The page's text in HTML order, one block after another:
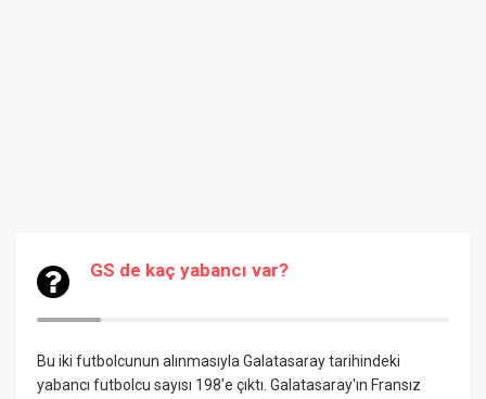
GS de kaç yabancı var?
Bu iki futbolcunun alınmasıyla Galatasaray tarihindeki
yabancı futbolcu sayısı 198'e çıktı. Galatasaray'ın Fransız